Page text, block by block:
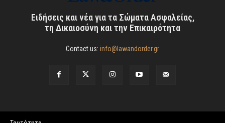
Ειδήσεις και νέα για τα Σώματα Ασφαλείας,
τη Δικαιοσύνη και την Επικαιρότητα
Contact us: info@lawandorder.gr